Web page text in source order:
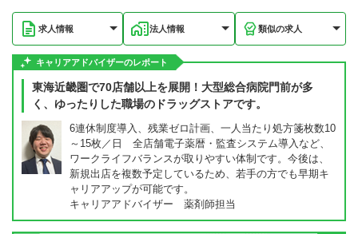
求人情報 法人情報 類似の求人
キャリアアドバイザーのレポート
東海近畿圏で70店舗以上を展開！大型総合病院門前が多
く、ゆったりした職場のドラッグストアです。
6連休制度導入、残業ゼロ計画、一人当たり処方箋枚数10
～15枚／日 全店舗電子薬暦・監査システム導入など、
ワークライフバランスが取りやすい体制です。今後は、
新規出店を複数予定しているため、若手の方でも早期キ
ャリアアップが可能です。
キャリアアドバイザー 薬剤師担当